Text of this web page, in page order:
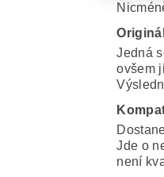
Jedná
ovšem
Jde o
není